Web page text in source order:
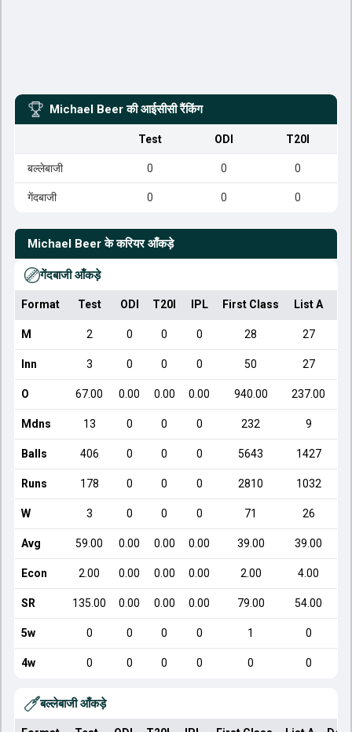
Michael Beer की आईसीसी रैंकिंग
Test ODI T20I
बल्लेबाजी 0 0 0
गेंदबाजी 0 0 0
Michael Beer के करियर आँकड़े
गेंदबाजी आँकड़े
Format Test ODI T20I IPL First Class List A
M 2 0 0 0 28 27
Inn 3 0 0 0 50 27
O 67.00 0.00 0.00 0.00 940.00 237.00
Mdns 13 0 0 0 232 9
Balls 406 0 0 0 5643 1427
Runs 178 0 0 0 2810 1032
W 3 0 0 0 71 26
Avg 59.00 0.00 0.00 0.00 39.00 39.00
Econ 2.00 0.00 0.00 0.00 2.00 4.00
SR 135.00 0.00 0.00 0.00 79.00 54.00
5w 0 0 0 0 1 0
4w 0 0 0 0 0 0
बल्लेबाजी आँकड़े